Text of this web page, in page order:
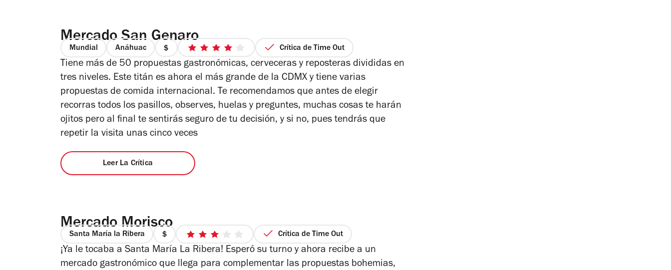
Mercado San Genaro
Mundial Anáhuac
precio
1
de
4
4
de
5
estrellas
Crítica de Time Out
Tiene más de 50 propuestas gastronómicas, cerveceras y reposteras divididas en
tres niveles. Este titán es ahora el más grande de la CDMX y tiene varias
propuestas de comida internacional. Te recomendamos que antes de elegir
recorras todos los pasillos, observes, huelas y preguntes, muchas cosas te harán
ojitos pero al final te sentirás seguro de tu decisión, y si no, pues tendrás que
repetir la visita unas cinco veces
Leer La Crítica
Mercado Morisco
Santa María la Ribera
precio
1
de
3
de
5
Crítica de Time Out
¡Ya le tocaba a Santa María La Ribera! Esperó su turno y ahora recibe a un
mercado gastronómico que llega para complementar las propuestas bohemias,